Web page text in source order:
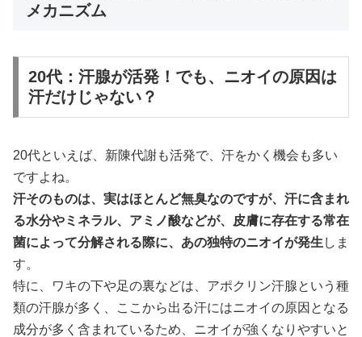
メカニズム
20代：汗腺が活発！でも、ニオイの原因は
汗だけじゃない？
20代といえば、新陳代謝も活発で、汗をかく機会も多い
ですよね。
汗そのものは、実はほとんど無臭なのですが、汗に含まれ
る水分やミネラル、アミノ酸などが、皮膚に存在する常在
菌によって分解される際に、あの独特のニオイが発生 しま
す。
特に、ワキの下や足の裏などは、アポクリン汗腺という種
類の汗腺が多く、ここから出る汗にはニオイの原因となる
成分が多く含まれているため、ニオイが強くなりやすいと